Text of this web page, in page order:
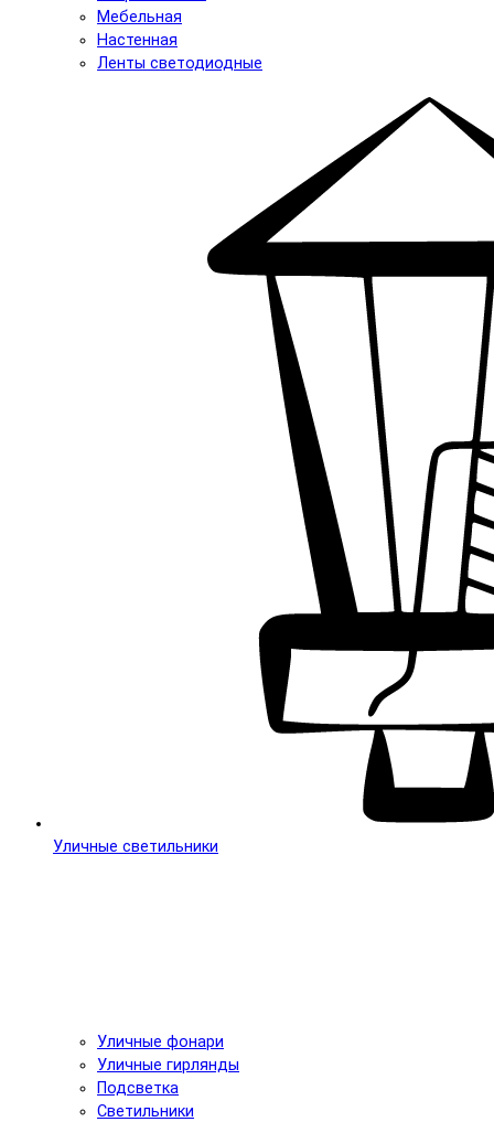
Мебельная
Настенная
Ленты светодиодные
Уличные светильники
Уличные фонари
Уличные гирлянды
Подсветка
Светильники